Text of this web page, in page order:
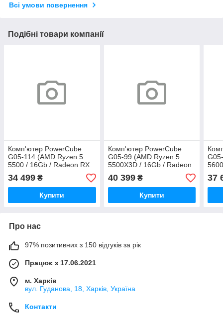
Всі умови повернення
Подібні товари компанії
Комп'ютер PowerCube
G05-114 (AMD Ryzen 5
5500 / 16Gb / Radeon RX
7600 8Gb / SSD 512Gb /
500W / USB 3.2)
34 499 ₴
Купити
Комп'ютер PowerCube
G05-99 (AMD Ryzen 5
5500X3D / 16Gb / Radeon
RX 7600 8Gb / SSD 512Gb
/ 500W / USB 3.2)
40 399₴
Купити
37
Про нас
97% позитивних з 150 відгуків за рік
Працює з 17.06.2021
м. Харків
вул. Гуданова, 18, Харків, Україна
Контакти